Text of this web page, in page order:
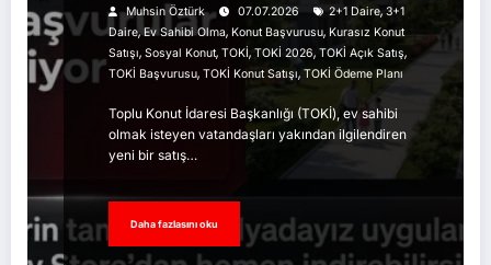
Muhsin Öztürk 07.07.2026 2+1 Daire, 3+1
Daire,Ev Sahibi Olma, Konut Başvurusu, Kurasız Konut
Satışı, Sosyal Konut, TOKİ, TOKİ 2026, TOKİ Açık Satış,
TOKİ Başvurusu, TOKİ Konut Satışı, TOKİ Ödeme Planı
Toplu Konut İdaresi Başkanlığı (TOKİ), ev sahibi
olmak isteyen vatandaşları yakından ilgilendiren
yeni bir satış…
Daha fazlasını oku